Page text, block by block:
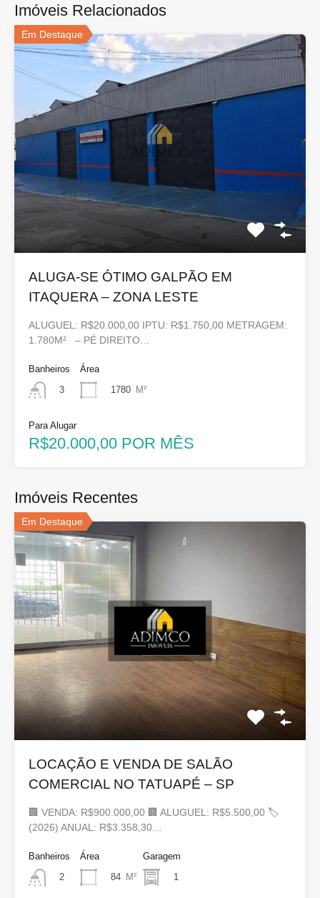
Imóveis Relacionados
Em Destaque
ALUGA-SE ÓTIMO GALPÃO EM
ITAQUERA – ZONA LESTE
ALUGUEL: R$20.000,00 IPTU: R$1.750,00 METRAGEM:
1.780M² – PÉ DIREITO…
Banheiros
3
Área
1780 M²
Para Alugar
R$20.000,00 POR MÊS
Imóveis Recentes
Em Destaque
LOCAÇÃO E VENDA DE SALÃO
COMERCIAL NO TATUAPÉ – SP
🏢 VENDA: R$900.000,00 🏢 ALUGUEL: R$5.500,00 🏷
(2026) ANUAL: R$3.358,30…
Banheiros
2
Área
84 M²
Garagem
1